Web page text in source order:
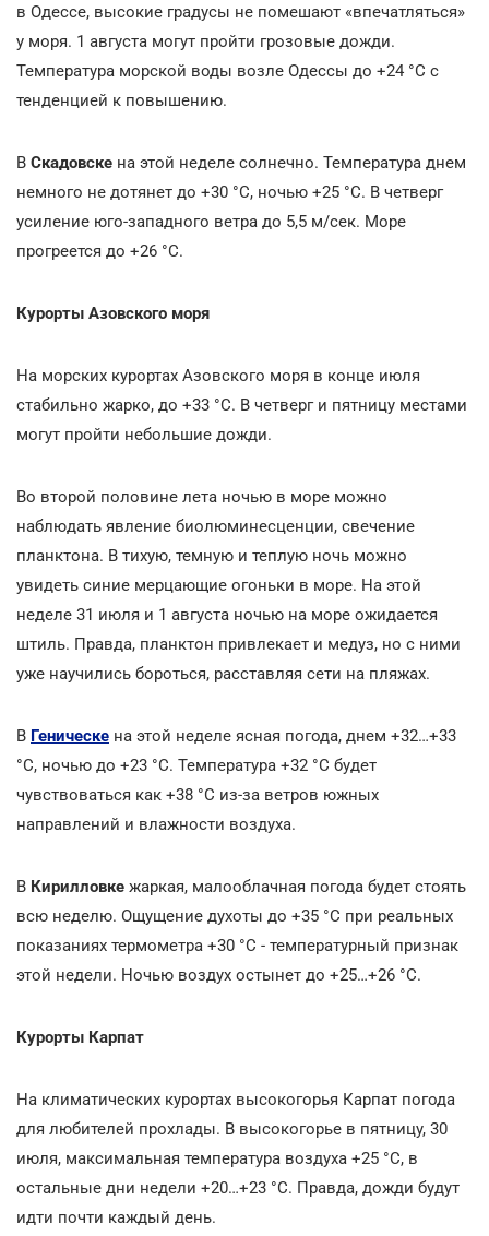
в Одессе, высокие градусы не помешают «впечатляться»
у моря. 1 августа могут пройти грозовые дожди.
Температура морской воды возле Одессы до +24 °С с
тенденцией к повышению.
В Скадовске на этой неделе солнечно. Температура днем
немного не дотянет до +30 °С, ночью +25 °С. В четверг
усиление юго-западного ветра до 5,5 м/сек. Море
прогреется до +26 °С.
Курорты Азовского моря
На морских курортах Азовского моря в конце июля
стабильно жарко, до +33 °С. В четверг и пятницу местами
могут пройти небольшие дожди.
Во второй половине лета ночью в море можно
наблюдать явление биолюминесценции, свечение
планктона. В тихую, темную и теплую ночь можно
увидеть синие мерцающие огоньки в море. На этой
неделе 31 июля и 1 августа ночью на море ожидается
штиль. Правда, планктон привлекает и медуз, но с ними
уже научились бороться, расставляя сети на пляжах.
В Геническе на этой неделе ясная погода, днем +32…+33
°С, ночью до +23 °С. Температура +32 °С будет
чувствоваться как +38 °С из-за ветров южных
направлений и влажности воздуха.
В Кирилловке жаркая, малооблачная погода будет стоять
всю неделю. Ощущение духоты до +35 °С при реальных
показаниях термометра +30 °С - температурный признак
этой недели. Ночью воздух остынет до +25…+26 °С.
Курорты Карпат
На климатических курортах высокогорья Карпат погода
для любителей прохлады. В высокогорье в пятницу, 30
июля, максимальная температура воздуха +25 °С, в
остальные дни недели +20…+23 °С. Правда, дожди будут
идти почти каждый день.